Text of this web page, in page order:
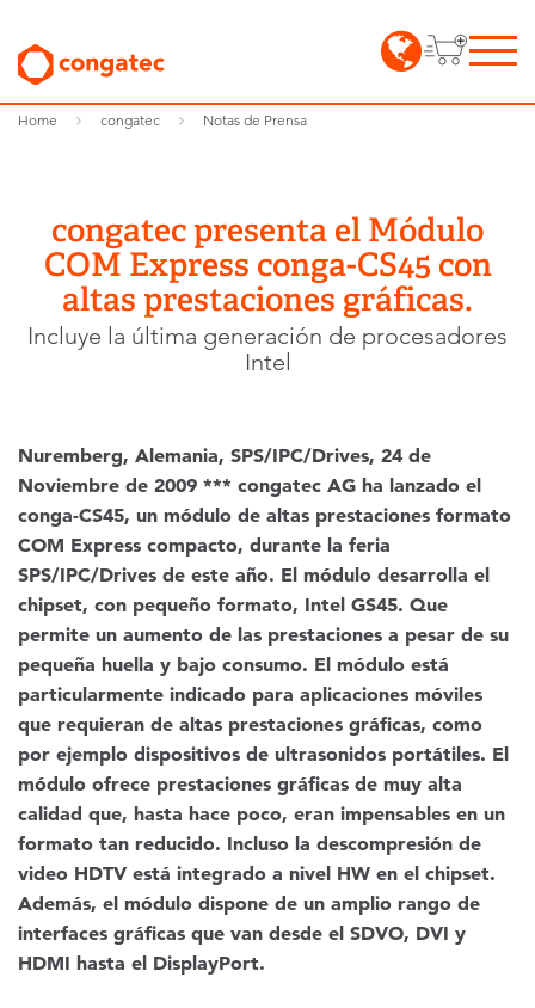
Home congatec Notas de Prensa
congatec presenta el Módulo
COM Express conga-CS45 con
altas prestaciones gráficas.
Incluye la última generación de procesadores
Intel
Nuremberg, Alemania, SPS/IPC/Drives, 24 de
Noviembre de 2009 *** congatec AG ha lanzado el
conga-CS45, un módulo de altas prestaciones formato
COM Express compacto, durante la feria
SPS/IPC/Drives de este año. El módulo desarrolla el
chipset, con pequeño formato, Intel GS45. Que
permite un aumento de las prestaciones a pesar de su
pequeña huella y bajo consumo. El módulo está
particularmente indicado para aplicaciones móviles
que requieran de altas prestaciones gráficas, como
por ejemplo dispositivos de ultrasonidos portátiles. El
módulo ofrece prestaciones gráficas de muy alta
calidad que, hasta hace poco, eran impensables en un
formato tan reducido. Incluso la descompresión de
video HDTV está integrado a nivel HW en el chipset.
Además, el módulo dispone de un amplio rango de
interfaces gráficas que van desde el SDVO, DVI y
HDMI hasta el DisplayPort.